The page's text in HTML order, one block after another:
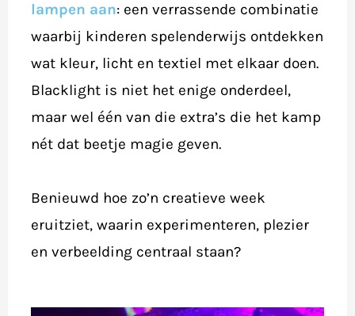
lampen aan: een verrassende combinatie
waarbij kinderen spelenderwijs ontdekken
wat kleur, licht en textiel met elkaar doen.
Blacklight is niet het enige onderdeel,
maar wel één van die extra’s die het kamp
nét dat beetje magie geven.
Benieuwd hoe zo’n creatieve week
eruitziet, waarin experimenteren, plezier
en verbeelding centraal staan?